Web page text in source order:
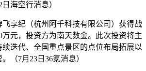
海空行消息）
享纪（杭州阿千科技有限公司）获得战
万元，投资方为南天数金。此次投资将主
迭代、全国重点景区的点位布局拓展以
（7月23日36氪消息）